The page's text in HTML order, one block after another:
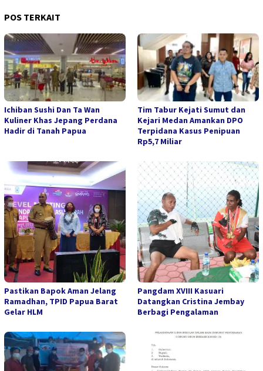
POS TERKAIT
Ichiban Sushi Dan Ta Wan
Kuliner Khas Jepang Perdana
Hadir di Tanah Papua
Tim Tabur Kejati Sumut dan
Kejari Medan Amankan DPO
Terpidana Kasus Penipuan
Rp5,7 Miliar
Pastikan Bapok Aman Jelang
Ramadhan, TPID Papua Barat
Gelar HLM
Pangdam XVIII Kasuari
Datangkan Cristina Jembay
Berbagi Pengalaman